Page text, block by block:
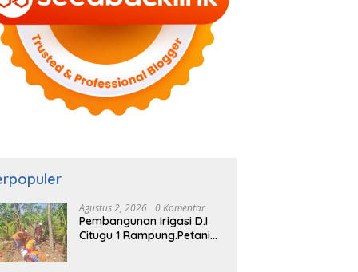
Agustus 2, 2026 0 Komentar
Pembangunan Irigasi D.I
Citugu 1 Rampung.Petani